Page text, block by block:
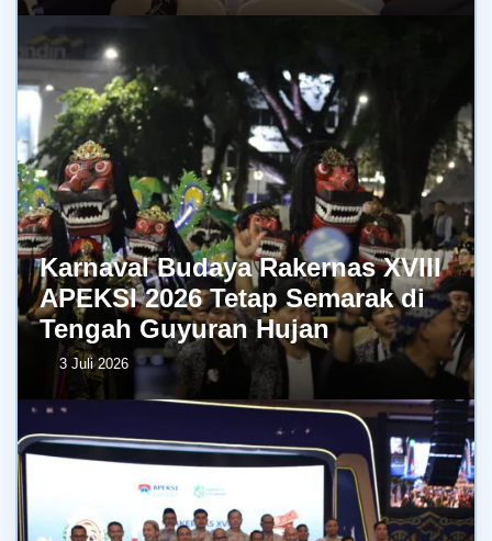
Karnaval Budaya Rakernas XVIII
APEKSI 2026 Tetap Semarak di
Tengah Guyuran Hujan
3 Juli 2026